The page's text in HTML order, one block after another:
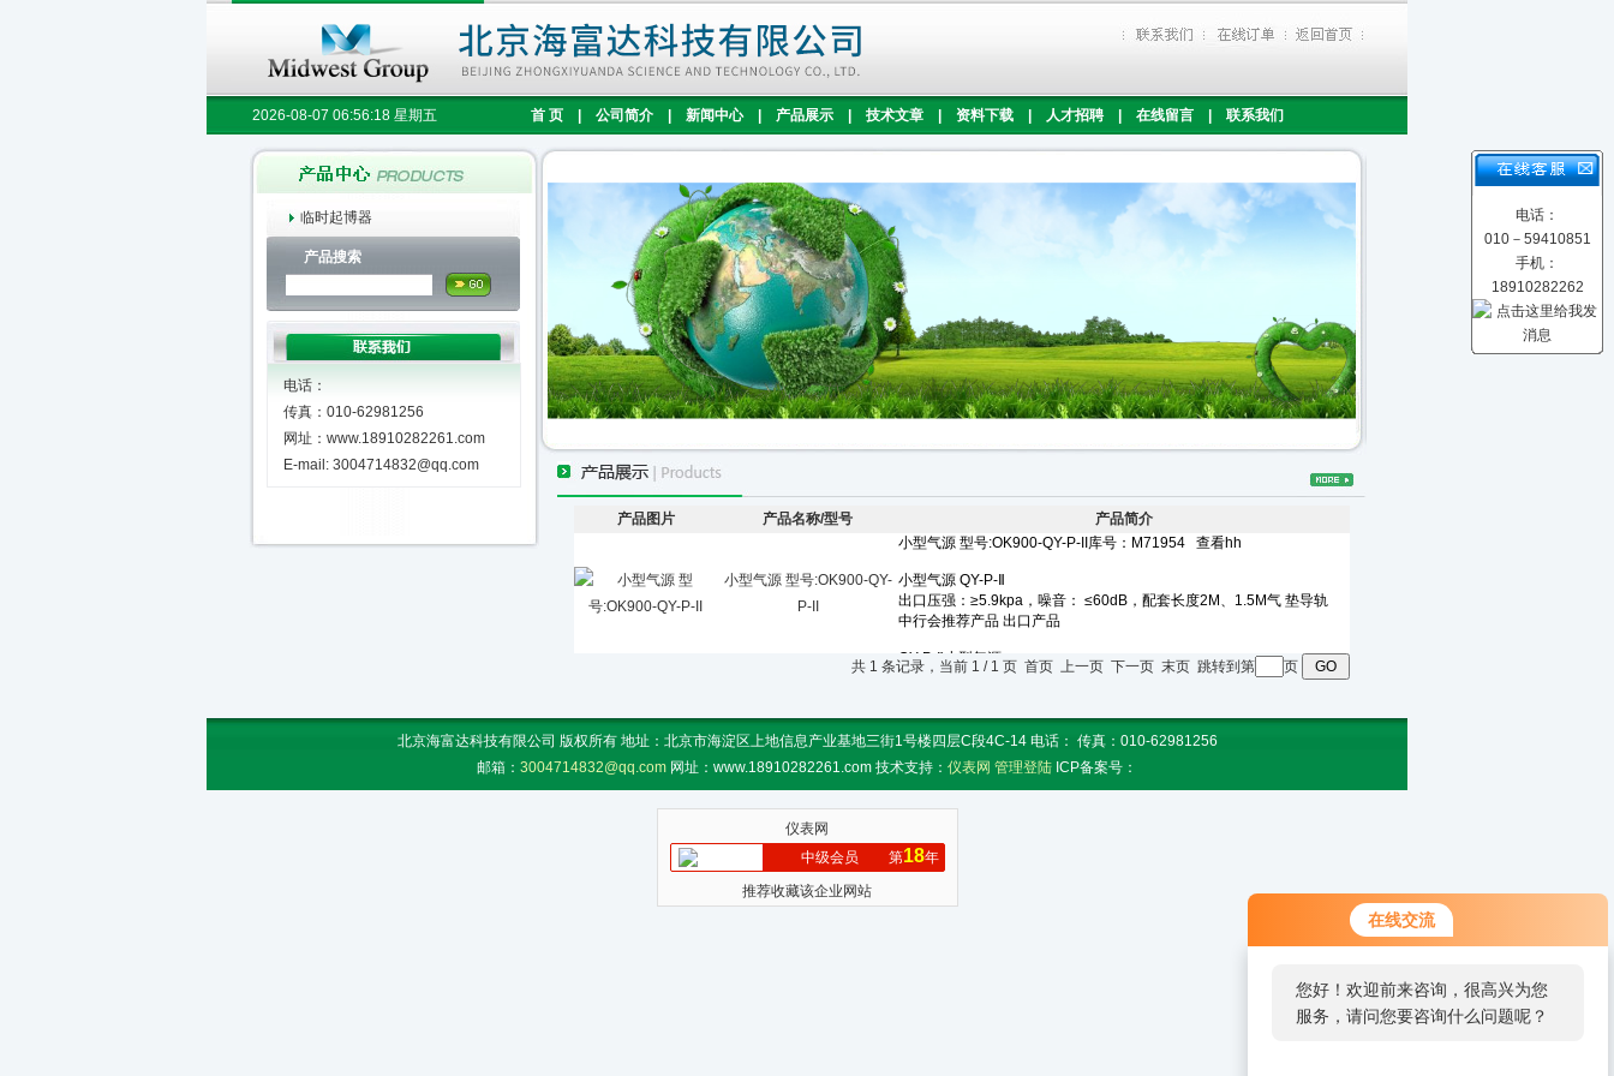
在线交流
您好！欢迎前来咨询，很高兴为您
服务，请问您要咨询什么问题呢？
2026-08-07 06:56:19 星期五 首 页 公司简介 新闻中心 产品展示 技术文章 资料下载 人才招聘 在线留言 联系我们
临时起博器
产品搜索
电话：
传真：010-62981256
网址：www.18910282261.com
E-mail: 3004714832@qq.com
产品图片 产品名称/型号 产品简介
小型气源 型号:OK900-QY-
P-II
共 1 条记录，当前 1 / 1 页 首页 上一页 下一页 末页 跳转到第 页
北京海富达科技有限公司 版权所有 地址：北京市海淀区上地信息产业基地三街1号楼四层C段4C-14 电话： 传真：010-62981256
邮箱： 3004714832@qq.com 网址：www.18910282261.com 技术支持： 仪表网 管理登陆 ICP备案号：
电话：
010－59410851
手机：
18910282262
仪表网
中级会员
第18年
推荐收藏该企业网站